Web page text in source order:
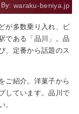
By: waraku-beniya.jp
が多数乗り入れ、ビ
である「品川」。品
、定番から話題のス
ご紹介。洋菓子から
しています。品川で
。